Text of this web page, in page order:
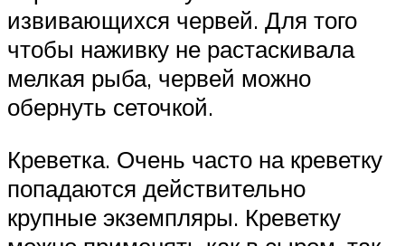
извивающихся червей. Для того
чтобы наживку не растаскивала
мелкая рыба, червей можно
обернуть сеточкой.
Креветка. Очень часто на креветку
попадаются действительно
крупные экземпляры. Креветку